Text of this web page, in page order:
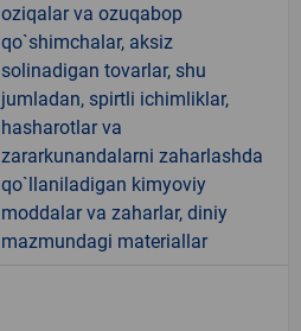
oziqalar va ozuqabop
qo`shimchalar, aksiz
solinadigan tovarlar, shu
jumladan, spirtli ichimliklar,
hasharotlar va
zararkunandalarni zaharlashda
qo`llaniladigan kimyoviy
moddalar va zaharlar, diniy
mazmundagi materiallar